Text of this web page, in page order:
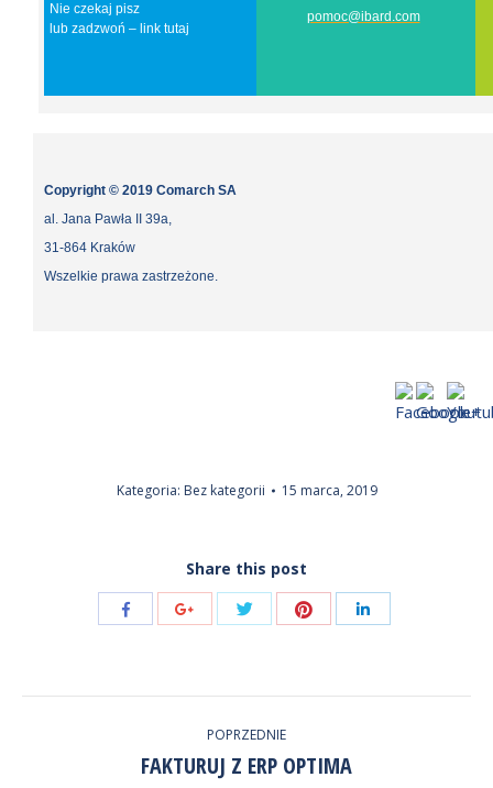
Nie czekaj pisz
lub zadzwoń – link tutaj
pomoc@ibard.com
Copyright © 2019 Comarch SA
al. Jana Pawła II 39a,
31-864 Kraków
Wszelkie prawa zastrzeżone.
Kategoria: Bez kategorii 15 marca, 2019
Share this post
Udostępnij UdostępnijUdostępnijUdostępnij
WPISÓW
POPRZEDNIE
Poprzedni
FAKTURUJ Z ERP OPTIMA